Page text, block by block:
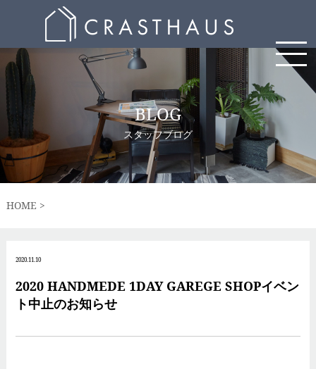
BLOG
スタッフブログ
HOME
2020.11.10
2020 HANDMEDE 1DAY GAREGE SHOPイベン
ト中止のお知らせ